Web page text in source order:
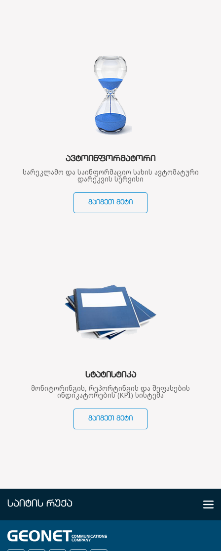
ᲐᲕᲢᲝᲘᲜᲤᲝᲠᲛᲐᲢᲝᲠᲘ
სარეკლამო და საინფორმაციო სახის ავტომატური
დარეკვის სერვისი
ᲒᲐᲘᲒᲔᲗ ᲛᲔᲢᲘ
ᲡᲢᲐᲢᲘᲡᲢᲘᲙᲐ
მონიტორინგის, რეპორტინგის და შეფასების
ინდიკატორების (KPI) სისტემა
ᲒᲐᲘᲒᲔᲗ ᲛᲔᲢᲘ
ᲡᲐᲘᲢᲘᲡ ᲠᲣᲥᲐ
კომპანია